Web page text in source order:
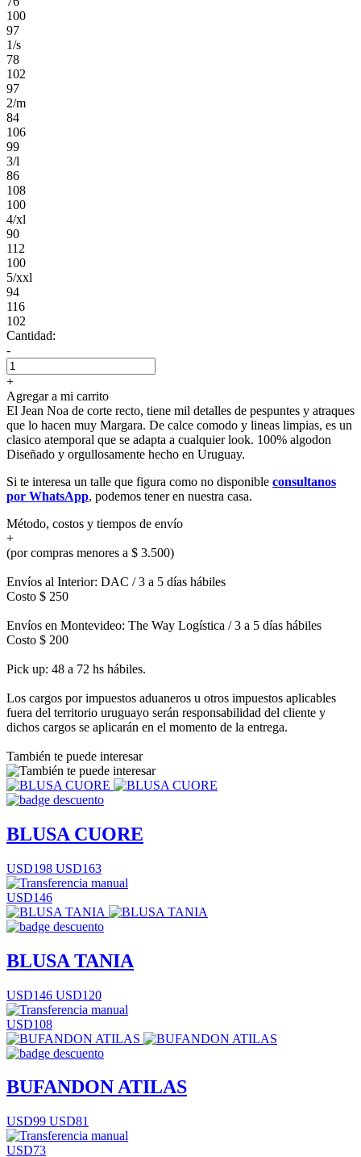
100
97
1/s
78
102
97
2/m
84
106
99
3/l
86
108
100
4/xl
90
112
100
5/xxl
94
116
102
Cantidad:
-
+
Agregar a mi carrito
El Jean Noa de corte recto, tiene mil detalles de pespuntes y atraques
que lo hacen muy Margara. De calce comodo y lineas limpias, es un
clasico atemporal que se adapta a cualquier look. 100% algodon
Diseñado y orgullosamente hecho en Uruguay.
Si te interesa un talle que figura como no disponible consultanos
por WhatsApp, podemos tener en nuestra casa.
Método, costos y tiempos de envío
+
(por compras menores a $ 3.500)
Envíos al Interior: DAC / 3 a 5 días hábiles
Costo $ 250
Envíos en Montevideo: The Way Logística / 3 a 5 días hábiles
Costo $ 200
Pick up: 48 a 72 hs hábiles.
Los cargos por impuestos aduaneros u otros impuestos aplicables
fuera del territorio uruguayo serán responsabilidad del cliente y
dichos cargos se aplicarán en el momento de la entrega.
También te puede interesar
BLUSA CUORE
USD198 USD163
USD146
BLUSA TANIA
USD146 USD120
USD108
BUFANDON ATILAS
USD99 USD81
USD73